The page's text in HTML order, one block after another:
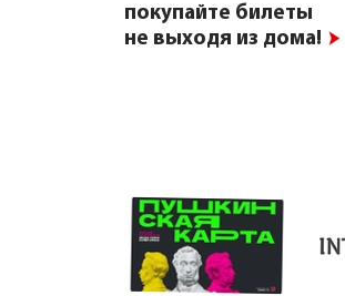
покупайте билеты
не выходя из дома!